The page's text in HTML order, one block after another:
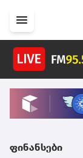
ფინანსები